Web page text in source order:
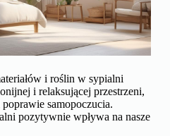
i roślin w sypialni
i relaksującej przestrzeni,
samopoczucia.
pozytywnie wpływa na nasze